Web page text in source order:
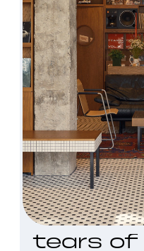
tears of